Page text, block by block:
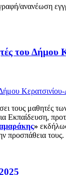
ανανέωση
του Δήμου
τους μαθητές
Εκπαίδευση,
»
προσπάθεια τους.